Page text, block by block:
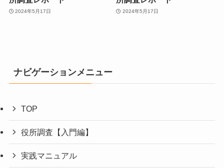
2024年5月17日 2024年5月17日
ナビゲーションメニュー
TOP
役所調査【入門編】
実践マニュアル